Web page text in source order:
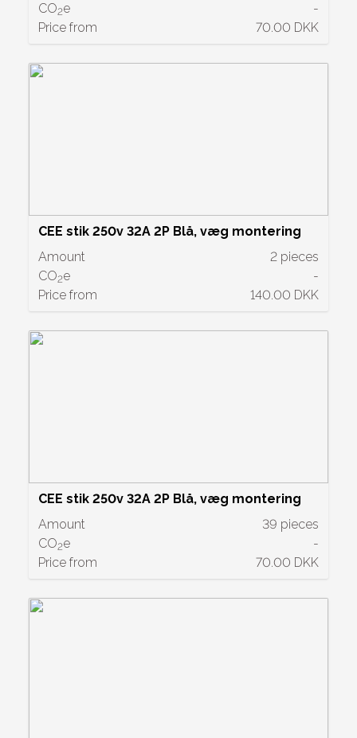
CO2e
-
Price from
70.00 DKK
CEE stik 250v 32A 2P Blå, væg montering
Amount
2 pieces
CO2e
-
Price from
140.00 DKK
CEE stik 250v 32A 2P Blå, væg montering
Amount
39 pieces
CO2e
-
Price from
70.00 DKK